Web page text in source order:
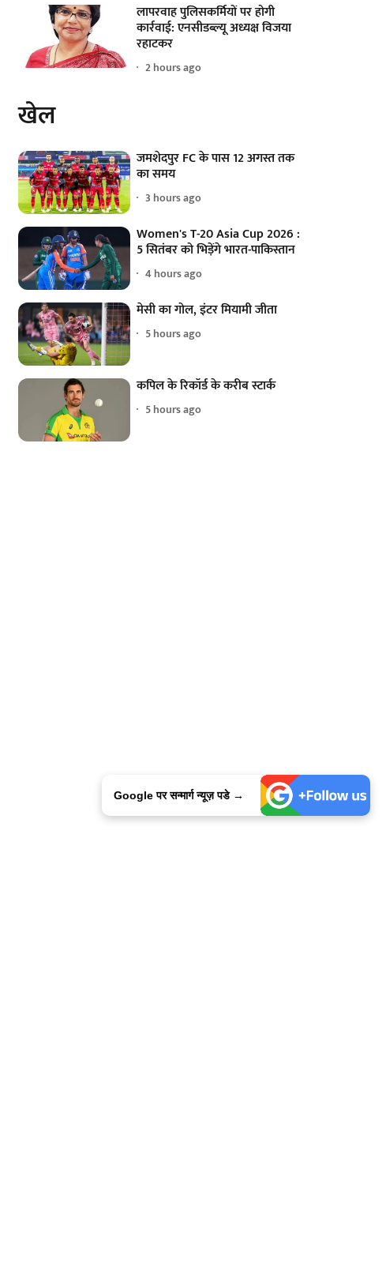
लापरवाह पुलिसकर्मियों पर होगी
कार्रवाई: एनसीडब्ल्यू अध्यक्ष विजया
रहाटकर
2 hours ago
खेल
जमशेदपुर FC के पास 12 अगस्त तक
का समय
3 hours ago
Women's T-20 Asia Cup 2026 :
5 सितंबर को भिड़ेंगे भारत-पाकिस्तान
4 hours ago
मेसी का गोल, इंटर मियामी जीता
5 hours ago
कपिल के रिकॉर्ड के करीब स्टार्क
5 hours ago
Google पर सन्मार्ग न्यूज़ पडे →